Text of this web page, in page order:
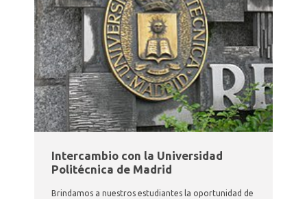
Intercambio con la Universidad
Politécnica de Madrid
Brindamos a nuestros estudiantes la oportunidad de